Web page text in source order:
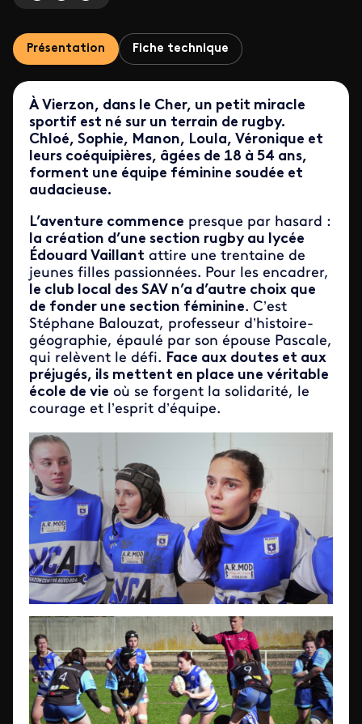
Présentation Fiche technique
À Vierzon, dans le Cher, un petit miracle
sportif est né sur un terrain de rugby.
Chloé, Sophie, Manon, Loula, Véronique et
leurs coéquipières, âgées de 18 à 54 ans,
forment une équipe féminine soudée et
audacieuse.
L’aventure commence presque par hasard :
la création d’une section rugby au lycée
Édouard Vaillant attire une trentaine de
jeunes filles passionnées. Pour les encadrer,
le club local des SAV n’a d’autre choix que
de fonder une section féminine. C’est
Stéphane Balouzat, professeur d’histoire-
géographie, épaulé par son épouse Pascale,
qui relèvent le défi. Face aux doutes et aux
préjugés, ils mettent en place une véritable
école de vie où se forgent la solidarité, le
courage et l’esprit d’équipe.